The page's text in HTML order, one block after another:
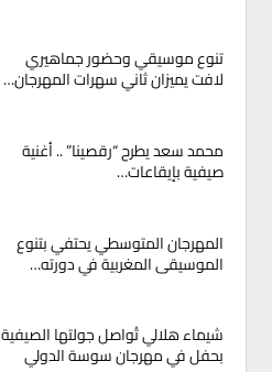
تنوع موسيقي وحضور جماهيري
لافت يميزان ثاني سهرات المهرجان…
محمد سعد يطرح “رقصينا” .. أغنية
صيفية بإيقاعات…
المهرجان المتوسطي يحتفي بتنوع
الموسيقى المغربية في دورته…
شيماء هلالي تُواصل جولتها الصيفية
بحفل في مهرجان سوسة الدولي